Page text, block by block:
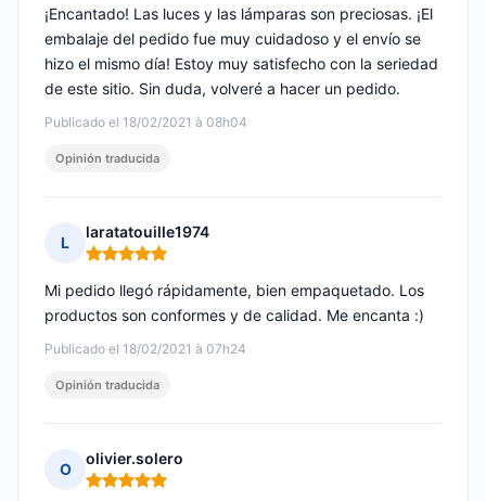
Publicado el 18/02/2021 à 08h04
¡Encantado! Las luces y las lámparas son preciosas. ¡El
embalaje del pedido fue muy cuidadoso y el envío se
hizo el mismo día! Estoy muy satisfecho con la seriedad
de este sitio. Sin duda, volveré a hacer un pedido.
Opinión traducida
L
laratatouille1974
Nota: 5 de 5
Publicado el 18/02/2021 à 07h24
Mi pedido llegó rápidamente, bien empaquetado. Los
productos son conformes y de calidad. Me encanta :)
Opinión traducida
O
olivier.solero
Nota: 5 de 5